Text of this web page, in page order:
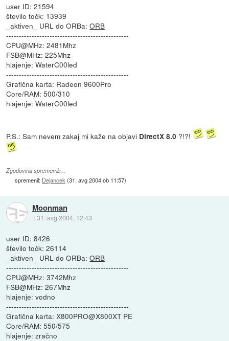
user ID: 21594
število točk: 13939
_aktiven_ URL do ORBa:ORB
------------------------------------------------
CPU@MHz: 2481Mhz
FSB@MHz: 225Mhz
hlajenje: WaterC00led
------------------------------------------------
Grafična karta: Radeon 9600Pro
Core/RAM: 500/310
hlajenje: WaterC00led
P.S.: Sam nevem zakaj mi kaže na objavi DirectX 8.0 ?!?!
Zgodovina sprememb…
spremenil: Dejancek (31. avg 2004 ob 11:57)
Moonman
::31. avg 2004, 12:43
user ID: 8426
število točk: 26114
_aktiven_ URL do ORBa:ORB
------------------------------------------------
CPU@MHz: 3742Mhz
FSB@MHz: 267Mhz
hlajenje: vodno
------------------------------------------------
Grafična karta: X800PRO@X800XT PE
Core/RAM: 550/575
hlajenje: zračno